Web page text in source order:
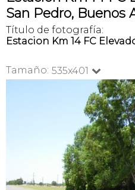
San Pedro, Buenos
Título de fotografía:
Estacion Km 14 FC
Tamaño: 535x401 